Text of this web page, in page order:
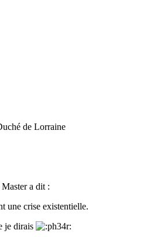
de Lorraine
a dit :
une crise existentielle.
je dirais